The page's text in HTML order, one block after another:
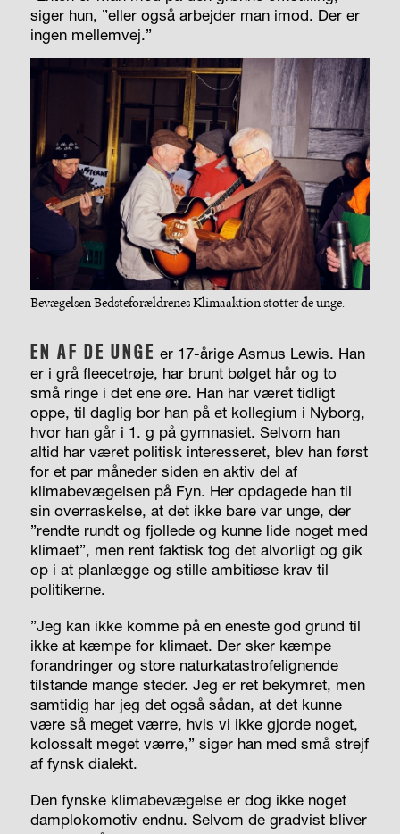
siger hun, ”eller også arbejder man imod. Der er
ingen mellemvej.”
Bevægelsen Bedsteforældrenes Klimaaktion støtter de unge.
EN AF DE UNGE er 17-årige Asmus Lewis. Han
er i grå fleecetrøje, har brunt bølget hår og to
små ringe i det ene øre. Han har været tidligt
oppe, til daglig bor han på et kollegium i Nyborg,
hvor han går i 1. g på gymnasiet. Selvom han
altid har været politisk interesseret, blev han først
for et par måneder siden en aktiv del af
klimabevægelsen på Fyn. Her opdagede han til
sin overraskelse, at det ikke bare var unge, der
”rendte rundt og fjollede og kunne lide noget med
klimaet”, men rent faktisk tog det alvorligt og gik
op i at planlægge og stille ambitiøse krav til
politikerne.
”Jeg kan ikke komme på en eneste god grund til
ikke at kæmpe for klimaet. Der sker kæmpe
forandringer og store naturkatastrofelignende
tilstande mange steder. Jeg er ret bekymret, men
samtidig har jeg det også sådan, at det kunne
være så meget værre, hvis vi ikke gjorde noget,
kolossalt meget værre,” siger han med små strejf
af fynsk dialekt.
Den fynske klimabevægelse er dog ikke noget
damplokomotiv endnu. Selvom de gradvist bliver